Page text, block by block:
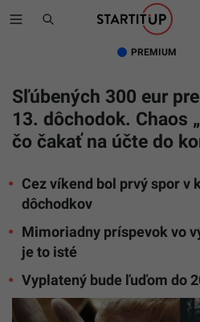
PREMIUM
Sľúbených 300 eur
13. dôchodok. Chaos
čo čakať na účte do
Cez víkend bol prvý spor v
dôchodkov
Mimoriadny príspevok vo
je to isté
Vyplatený bude ľuďom do